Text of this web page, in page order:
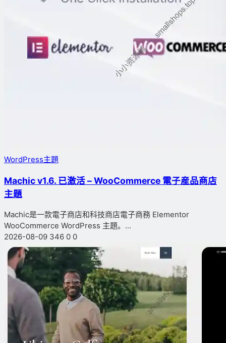
WordPress主題
Machic v1.6. 已激活 – WooCommerce 電子産品商店
主題
Machic是一款電子商店和科技商店電子商務 Elementor
WooCommerce WordPress 主題。...
2026-08-09 346 0 0